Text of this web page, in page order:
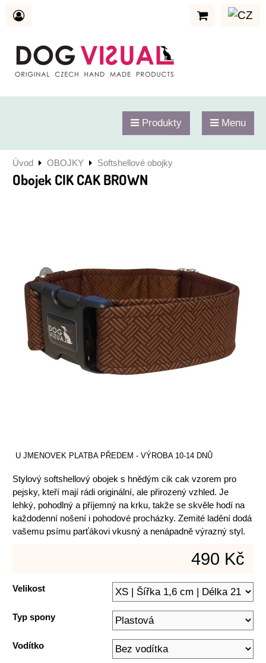
Produkty Menu
Úvod OBOJKY Softshellové obojky
Obojek CIK CAK BROWN
U JMENOVEK PLATBA PŘEDEM - VÝROBA 10-14 DNŮ
Stylový softshellový obojek s hnědým cik cak vzorem pro
pejsky, kteří mají rádi originální, ale přirozený vzhled. Je
lehký, pohodlný a příjemný na krku, takže se skvěle hodí na
každodenní nošení i pohodové procházky. Zemité ladění dodá
vašemu psímu parťákovi vkusný a nenápadně výrazný styl.
490 Kč
Velikost
Typ spony
Vodítko